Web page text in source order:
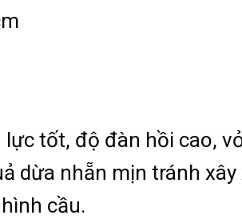
tốt, độ đàn hồi cao,
dừa nhẵn mịn tránh xây
cầu.